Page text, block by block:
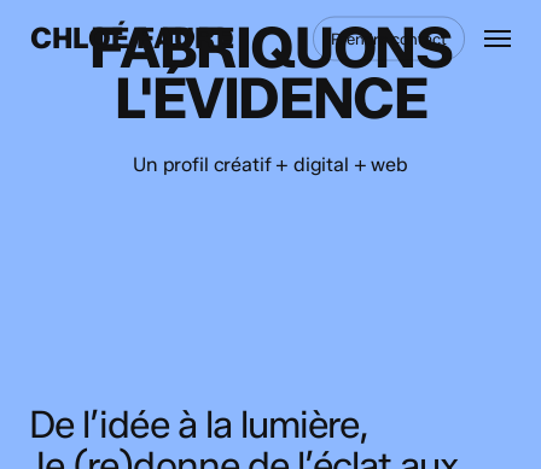
CHLOÉ FAURE Prendre contact Menu
FABRIQUONS
L'ÉVIDENCE
Un profil créatif + digital + web
De l’idée à la lumière,